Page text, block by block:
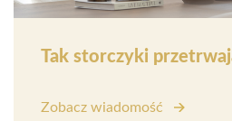
Tak storczyki
Zobacz wiadomość